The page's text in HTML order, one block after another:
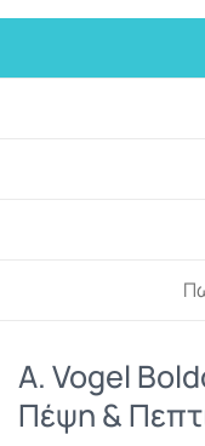
A. Vogel
Πέψη &